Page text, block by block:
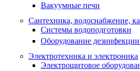
Вакуумные печи
Сантехника, водоснабжение,
Системы водоподготовки
Оборудование
Электротехника и электроника
Электрощитовое